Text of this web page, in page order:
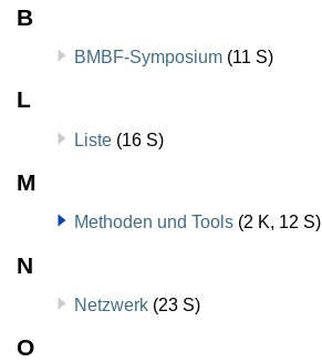
B
BMBF-Symposium (11 S)
L
Liste (16 S)
M
Methoden und Tools (2 K, 12 S)
N
Netzwerk (23 S)
O